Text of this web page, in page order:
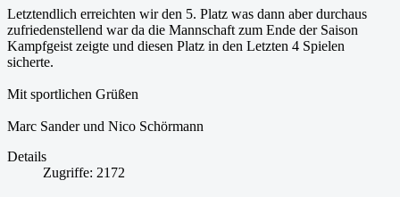
Letztendlich erreichten wir den 5. Platz was dann aber durchaus
zufriedenstellend war da die Mannschaft zum Ende der Saison
Kampfgeist zeigte und diesen Platz in den Letzten 4 Spielen
sicherte.
Mit sportlichen Grüßen
Marc Sander und Nico Schörmann
Details
Zugriffe: 2172